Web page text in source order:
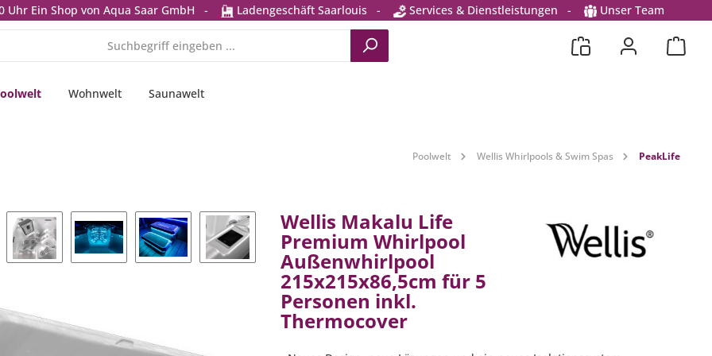
Uhr Ein Shop von Aqua Saar GmbH - Ladengeschäft Saarlouis - Services & Dienstleistungen - Unser Team
Wohnwelt Saunawelt
Poolwelt Wellis Whirlpools & Swim Spas PeakLife
Wellis Makalu Life
Premium Whirlpool
Außenwhirlpool
215x215x86,5cm für 5
Personen inkl.
Thermocover